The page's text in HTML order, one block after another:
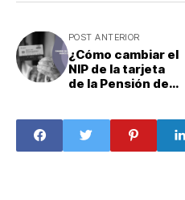
POST ANTERIOR
¿Cómo cambiar el
NIP de la tarjeta
de la Pensión de
paso